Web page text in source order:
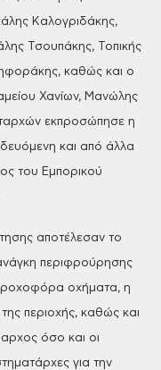
Καλογριδάκης,
Τσουπάκης, Τοπικής
καθώς και ο
Χανίων, Μανώλης
εκπροσώπησε η
και από άλλα
του Εμπορικού
αποτέλεσαν το
περιφρούρησης
οχήματα, η
περιοχής, καθώς και
όσο και οι
για την